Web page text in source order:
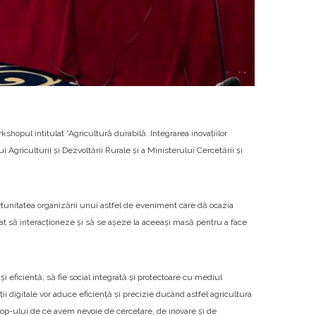
intitulat ”Agricultură durabilă. Integrarea inovațiilor
Agriculturii și Dezvoltării Rurale și a Ministerului Cercetării și
organizării unui astfel de eveniment care dă ocazia
interacționeze și să se așeze la aceeași masă pentru a face
eficientă, să fie social integrată și protectoare cu mediul
digitale vor aduce eficiență și precizie ducând astfel agricultura
ului de ce avem nevoie de cercetare, de inovare și de